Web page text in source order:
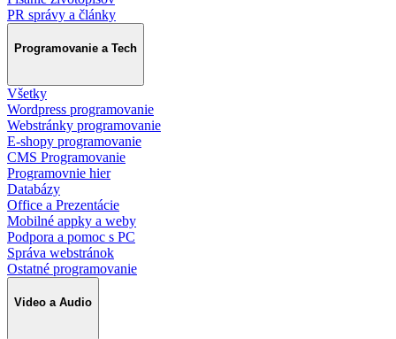
PR správy a články
Programovanie a Tech
Všetky
Wordpress programovanie
Webstránky programovanie
E-shopy programovanie
CMS Programovanie
Programovnie hier
Databázy
Office a Prezentácie
Mobilné appky a weby
Podpora a pomoc s PC
Správa webstránok
Ostatné programovanie
Video a Audio